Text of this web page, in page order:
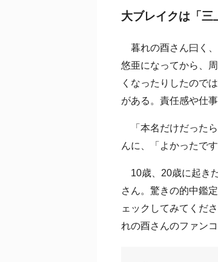
大ブレイクは「三
暮れの酉さん曰く、
悠亜になってから、
くなったりしたので
がある。責任感や仕
「本名だけだったら
んに、「よかったで
10歳、20歳に起き
さん。驚きの的中鑑
ェックしてみてくだ
れの酉さんのファン